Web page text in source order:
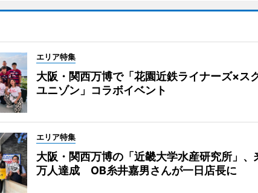
エリア特集
大阪・関西万博で「花園近鉄ライナーズ×ス
ユニゾン」コラボイベント
エリア特集
大阪・関西万博の「近畿大学水産研究所」、
万人達成 OB糸井嘉男さんが一日店長に